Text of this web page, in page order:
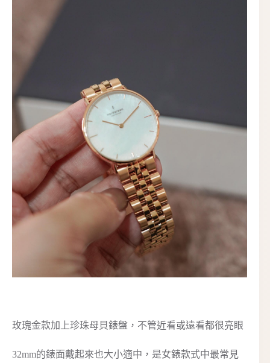
玫瑰金款加上珍珠母貝錶盤，不管近看或遠看都很亮眼
32mm的錶面戴起來也大小適中，是女錶款式中最常見